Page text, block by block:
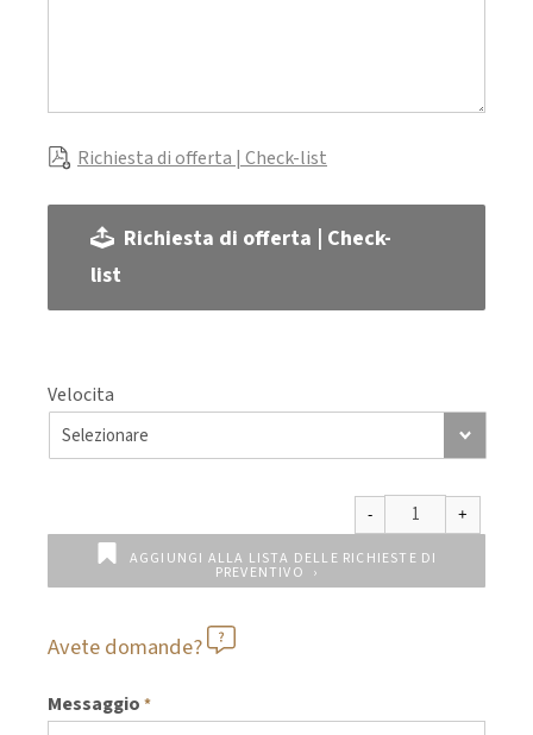
Richiesta di offerta | Check-list
Richiesta di offerta | Check-
list
Velocita
AGGIUNGI ALLA LISTA DELLE RICHIESTE DI
PREVENTIVO
Avete domande?
Messaggio *